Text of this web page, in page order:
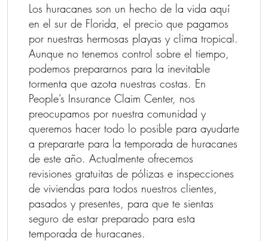
Los huracanes son un hecho de la vida aquí
en el sur de Florida, el precio que pagamos
por nuestras hermosas playas y clima tropical.
Aunque no tenemos control sobre el tiempo,
podemos prepararnos para la inevitable
tormenta que azota nuestras costas. En
People’s Insurance Claim Center, nos
preocupamos por nuestra comunidad y
queremos hacer todo lo posible para ayudarte
a prepararte para la temporada de huracanes
de este año. Actualmente ofrecemos
revisiones gratuitas de pólizas e inspecciones
de viviendas para todos nuestros clientes,
pasados y presentes, para que te sientas
seguro de estar preparado para esta
temporada de huracanes.